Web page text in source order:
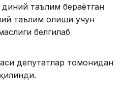
таълим бераётган
таълим олиши учун
белгилаб
депутатлар томонидан